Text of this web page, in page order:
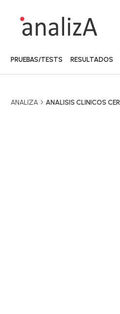
PRUEBAS/TESTS RESULTADOS
ANALIZA ANALISIS CLINICOS